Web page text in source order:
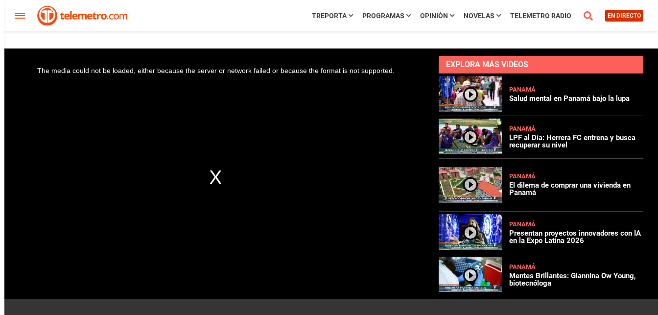
TREPORTA PROGRAMAS OPINIÓN NOVELAS TELEMETRO RADIO EN DIRECTO
The media could not be loaded, either because the server or network failed or because the format is not supported.
EXPLORA MÁS VIDEOS
PANAMÁ
Salud mental en Panamá bajo la lupa
PANAMÁ
LPF al Día: Herrera FC entrena y busca
recuperar su nivel
PANAMÁ
El dilema de comprar una vivienda en
Panamá
PANAMÁ
Presentan proyectos innovadores con IA
en la Expo Latina 2026
PANAMÁ
Mentes Brillantes: Giannina Ow Young,
biotecnóloga